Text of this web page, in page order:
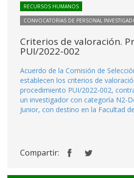
RECURSOS HUMANOS
CONVOCATORIAS DE PERSONAL
Criterios de valoración.
PUI/2022-002
Acuerdo de la Comisión de
establecen los criterios de
procedimiento PUI/2022-002,
un investigador con categoría N2-
Junior, con destino en la Facultad
Compartir: